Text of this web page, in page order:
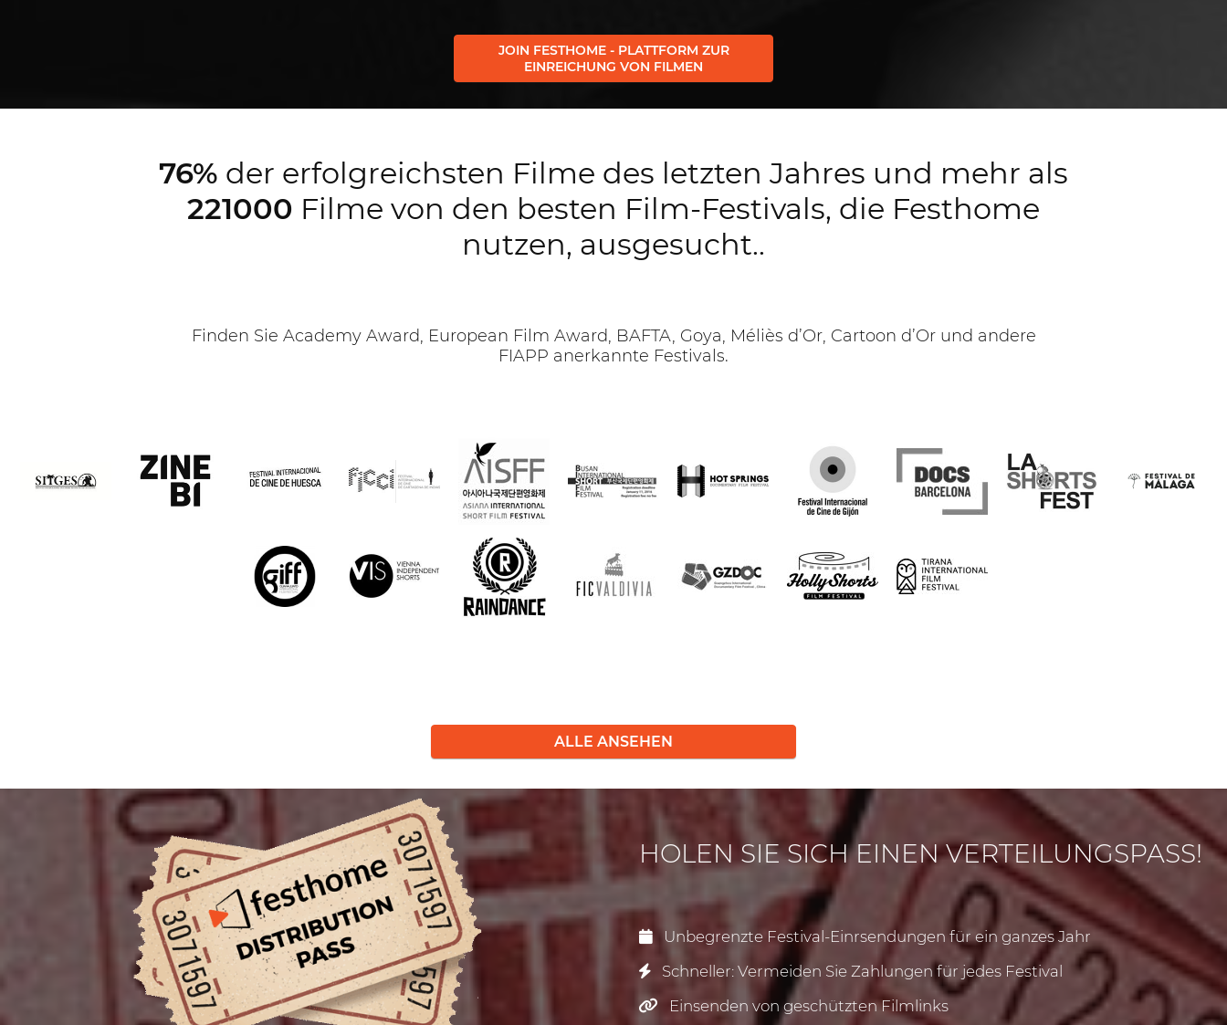
JOIN FESTHOME - PLATTFORM ZUR
EINREICHUNG VON FILMEN
76% der erfolgreichsten Filme des letzten Jahres und mehr als
221000 Filme von den besten Film-Festivals, die Festhome
nutzen, ausgesucht..
Finden Sie Academy Award, European Film Award, BAFTA, Goya, Méliès d’Or, Cartoon d’Or und andere
FIAPP anerkannte Festivals.
ALLE ANSEHEN
HOLEN SIE SICH EINEN VERTEILUNGSPASS!
Unbegrenzte Festival-Einrsendungen für ein ganzes Jahr
Schneller: Vermeiden Sie Zahlungen für jedes Festival
Einsenden von geschützten Filmlinks